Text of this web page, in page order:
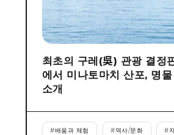
최초의 구레(吳) 관광 결정
에서 미나토마치 산포, 명
소개
#배움과 체험 #역사/문화 #